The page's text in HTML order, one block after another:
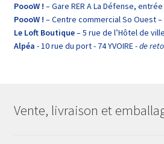
PoooW ! – Gare RER A La Défense, entrée
PoooW ! – Centre commercial So Ouest –
Le Loft Boutique– 5 rue de l’Hôtel de ville
Alpéa - 10 rue du port - 74 YVOIRE -de
Vente, livraison et